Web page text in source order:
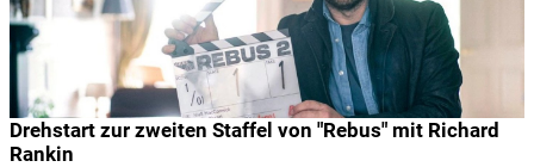
Drehstart zur zweiten Staffel von "Rebus" mit Richard
Rankin